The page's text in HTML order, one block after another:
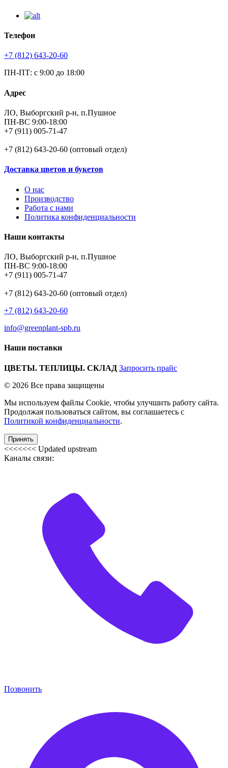
Телефон
+7 (812) 643-20-60
ПН-ПТ: с 9:00 до 18:00
Адрес
ЛО, Выборгский р-н, п.Пушное
ПН-ВС 9:00-18:00
+7 (911) 005-71-47
+7 (812) 643-20-60 (оптовый отдел)
Доставка цветов и букетов
О нас
Производство
Работа с нами
Политика конфиденциальности
Наши контакты
ЛО, Выборгский р-н, п.Пушное
ПН-ВС 9:00-18:00
+7 (911) 005-71-47
+7 (812) 643-20-60 (оптовый отдел)
+7 (812) 643-20-60
info@greenplant-spb.ru
Наши поставки
ЦВЕТЫ. ТЕПЛИЦЫ. СКЛАД Запросить прайс
© 2026 Все права защищены
Мы используем файлы Cookie, чтобы улучшить работу сайта.
Продолжая пользоваться сайтом, вы соглашаетесь с
Политикой конфиденциальности.
Принять
<<<<<<< Updated upstream
Каналы связи:
Позвонить